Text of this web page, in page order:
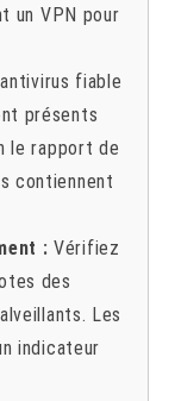
un VPN pour
fiable
présents
le rapport de
contiennent
: Vérifiez
des
Les
indicateur